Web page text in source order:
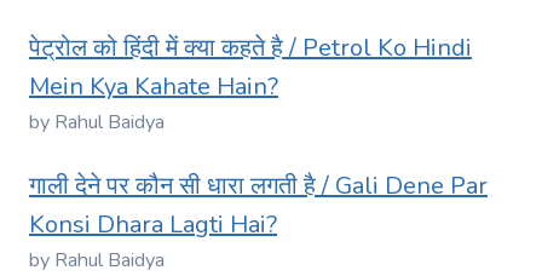
पेट्रोल को हिंदी में क्या कहते है / Petrol Ko Hindi
Mein Kya Kahate Hain?
by Rahul Baidya
गाली देने पर कौन सी धारा लगती है / Gali Dene Par
Konsi Dhara Lagti Hai?
by Rahul Baidya